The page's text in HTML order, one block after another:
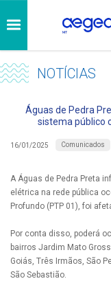
NOTÍCIAS
Águas de Pedra
sistema público
16/01/2025 Comunicados
A Águas de Pedra Preta
elétrica na rede pública
Profundo (PTP 01), foi
Por conta disso, poderá
bairros Jardim Mato
Goiás, Três Irmãos, São
São Sebastião.